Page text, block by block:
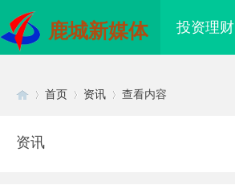
鹿城新媒体 投资理财
首页 资讯 查看内容
资讯